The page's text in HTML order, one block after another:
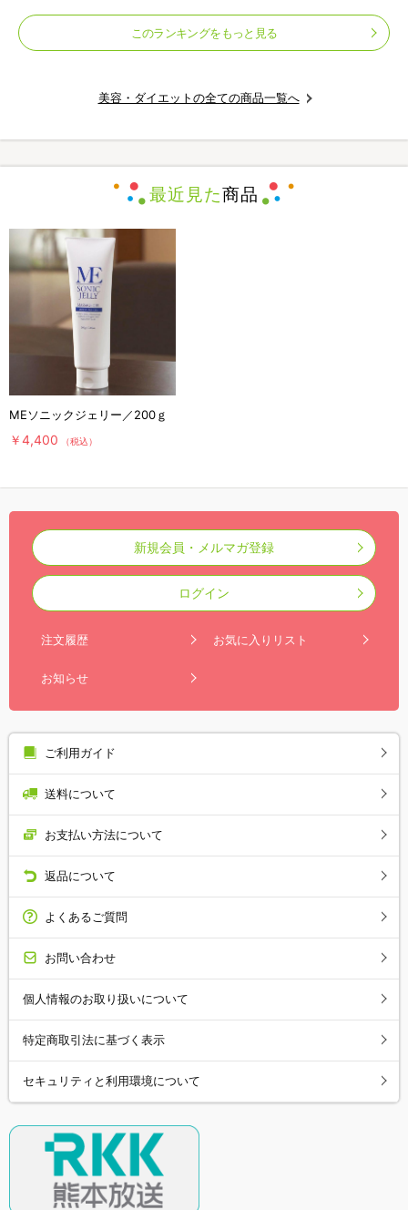
このランキングをもっと見る
美容・ダイエットの全ての商品一覧へ
最近見た商品
MEソニックジェリー／200ｇ
￥4,400 （税込）
新規会員・メルマガ登録
ログイン
注文履歴 お気に入りリスト
お知らせ
ご利用ガイド
送料について
お支払い方法について
返品について
よくあるご質問
お問い合わせ
個人情報のお取り扱いについて
特定商取引法に基づく表示
セキュリティと利用環境について